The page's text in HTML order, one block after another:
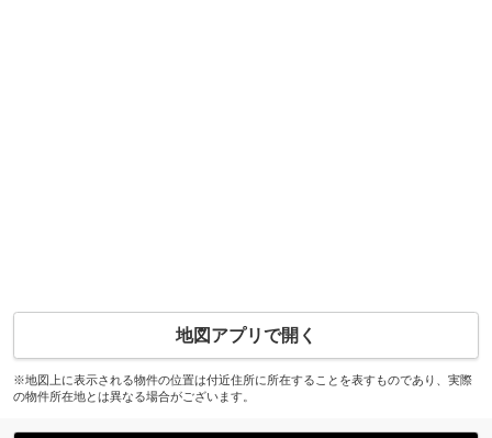
地図アプリで開く
※地図上に表示される物件の位置は付近住所に所在することを表すものであり、実際
の物件所在地とは異なる場合がございます。